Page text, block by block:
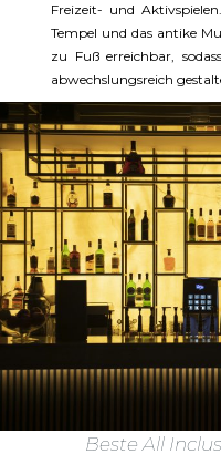
Freizeit- und
Tempel und das antike
zu Fuß erreichbar,
abwechslungsreich
Beste All